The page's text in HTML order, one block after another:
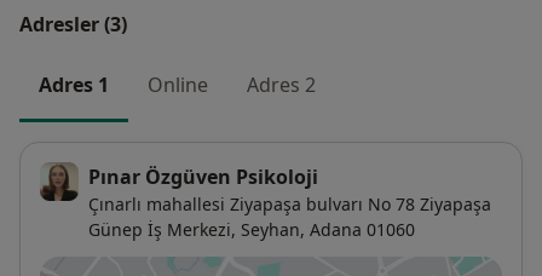
Adresler (3)
Adres 1 Online Adres 2
Pınar Özgüven Psikoloji
Çınarlı mahallesi Ziyapaşa bulvarı No 78 Ziyapaşa
Günep İş Merkezi, Seyhan, Adana 01060